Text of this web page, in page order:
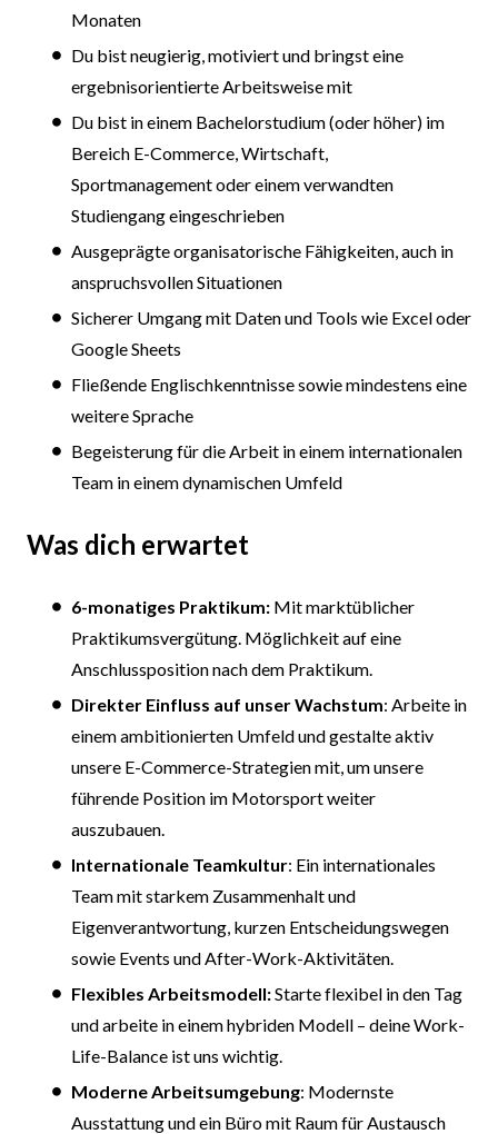
Monaten
Du bist neugierig, motiviert und bringst eine
ergebnisorientierte Arbeitsweise mit
Du bist in einem Bachelorstudium (oder höher) im
Bereich E-Commerce, Wirtschaft,
Sportmanagement oder einem verwandten
Studiengang eingeschrieben
Ausgeprägte organisatorische Fähigkeiten, auch in
anspruchsvollen Situationen
Sicherer Umgang mit Daten und Tools wie Excel oder
Google Sheets
Fließende Englischkenntnisse sowie mindestens eine
weitere Sprache
Begeisterung für die Arbeit in einem internationalen
Team in einem dynamischen Umfeld
Was dich erwartet
6-monatiges Praktikum: Mit marktüblicher
Praktikumsvergütung. Möglichkeit auf eine
Anschlussposition nach dem Praktikum.
Direkter Einfluss auf unser Wachstum: Arbeite in
einem ambitionierten Umfeld und gestalte aktiv
unsere E-Commerce-Strategien mit, um unsere
führende Position im Motorsport weiter
auszubauen.
Internationale Teamkultur: Ein internationales
Team mit starkem Zusammenhalt und
Eigenverantwortung, kurzen Entscheidungswegen
sowie Events und After-Work-Aktivitäten.
Flexibles Arbeitsmodell:Starte flexibel in den Tag
und arbeite in einem hybriden Modell – deine Work-
Life-Balance ist uns wichtig.
Moderne Arbeitsumgebung: Modernste
Ausstattung und ein Büro mit Raum für Austausch